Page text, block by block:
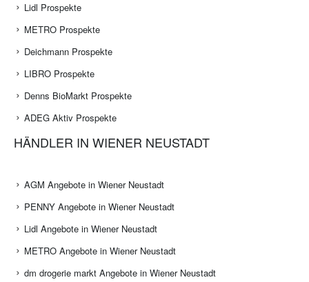
Lidl Prospekte
METRO Prospekte
Deichmann Prospekte
LIBRO Prospekte
Denns BioMarkt Prospekte
ADEG Aktiv Prospekte
HÄNDLER IN WIENER NEUSTADT
AGM Angebote in Wiener Neustadt
PENNY Angebote in Wiener Neustadt
Lidl Angebote in Wiener Neustadt
METRO Angebote in Wiener Neustadt
dm drogerie markt Angebote in Wiener Neustadt